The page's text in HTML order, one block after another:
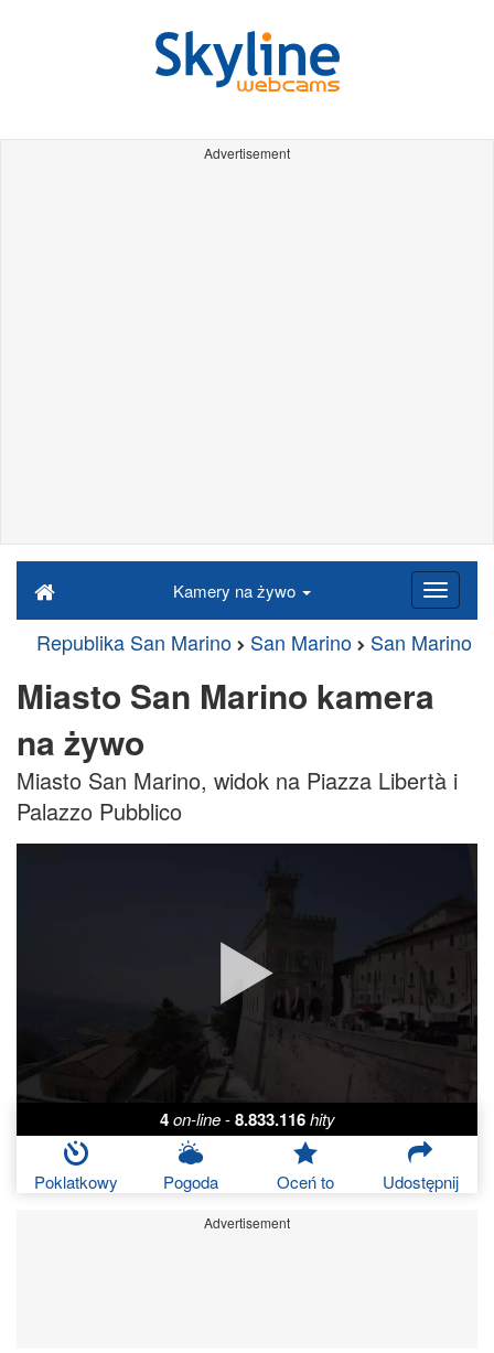
Advertisement
Kamery na żywo
Republika San Marino San Marino San Marino
Miasto San Marino kamera
na żywo
Miasto San Marino, widok na Piazza Libertà i
Palazzo Pubblico
4 on-line - 8.833.116 hity
Poklatkowy Pogoda Oceń to Udostępnij
Advertisement